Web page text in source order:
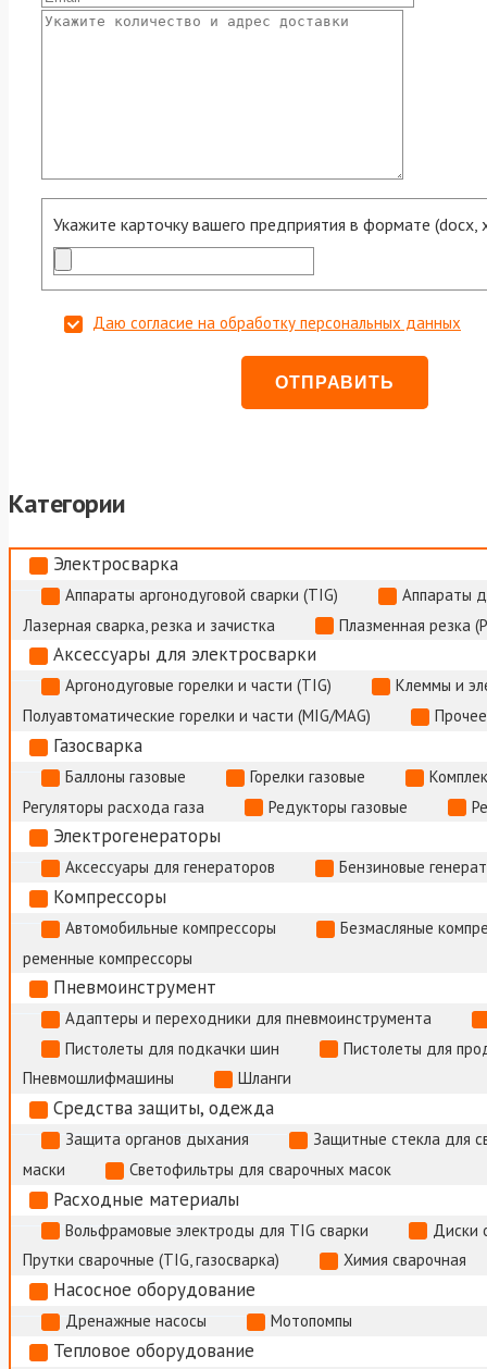
Укажите карточку вашего предприятия в формате (docx,
Даю согласие на обработку персональных данных
Категории
Электросварка
Аппараты аргонодуговой сварки (TIG)
Аппараты
Лазерная сварка, резка и зачистка
Плазменная резка
Аксессуары для электросварки
Аргонодуговые горелки и части (TIG)
Клеммы и
Полуавтоматические горелки и части (MIG/MAG)
Газосварка
Баллоны газовые Горелки газовые
Регуляторы расхода газа
Редукторы газовые
Электрогенераторы
Аксессуары для генераторов Бензиновые
Компрессоры
Автомобильные компрессоры
Безмасляные
ременные компрессоры
Пневмоинструмент
Адаптеры и переходники для пневмоинструмента
Пистолеты для подкачки шин
Пистолеты для
Пневмошлифмашины
Шланги
Средства защиты, одежда
Защита органов дыхания
Защитные стекла для
маски
Светофильтры для сварочных масок
Расходные материалы
Вольфрамовые электроды для TIG сварки
Диски
Прутки сварочные (TIG, газосварка)
Химия сварочная
Насосное оборудование
Дренажные насосы Мотопомпы
Тепловое оборудование